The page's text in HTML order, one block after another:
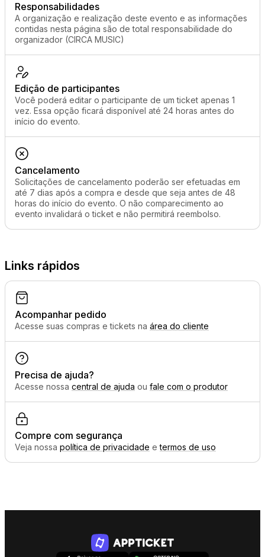
Responsabilidades
A organização e realização deste evento e as informações
contidas nesta página são de total responsabilidade do
organizador (CIRCA MUSIC)
Edição de participantes
Você poderá editar o participante de um ticket apenas 1
vez. Essa opção ficará disponível até 24 horas antes do
início do evento.
Cancelamento
Solicitações de cancelamento poderão ser efetuadas em
até 7 dias após a compra e desde que seja antes de 48
horas do início do evento. O não comparecimento ao
evento invalidará o ticket e não permitirá reembolso.
Links rápidos
Acompanhar pedido
Acesse suas compras e tickets na área do cliente
Precisa de ajuda?
Acesse nossa central de ajuda ou fale com o produtor
Compre com segurança
Veja nossa política de privacidade etermos de uso